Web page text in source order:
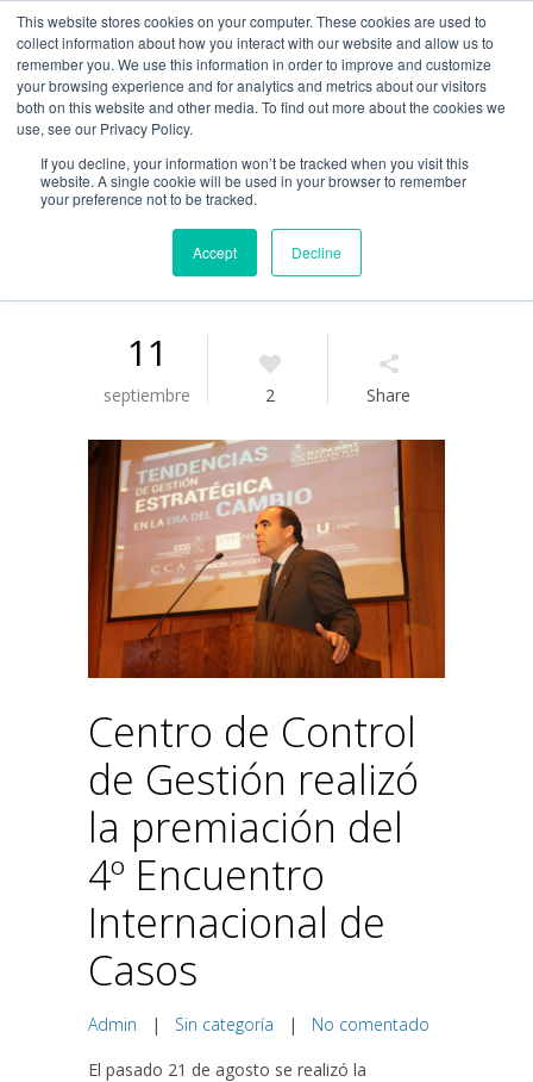
This website stores cookies on your computer. These cookies are used to
collect information about how you interact with our website and allow us to
remember you. We use this information in order to improve and customize
your browsing experience and for analytics and metrics about our visitors
both on this website and other media. To find out more about the cookies we
use, see our Privacy Policy.
If you decline, your information won’t be tracked when you visit this
website. A single cookie will be used in your browser to remember
your preference not to be tracked.
Accept Decline
Guía de uso
Acceso / Registro
11
septiembre 2 Share
Centro de Control
de Gestión realizó
la premiación del
4º Encuentro
Internacional de
Casos
Admin | Sin categoría | No comentado
El pasado 21 de agosto se realizó la